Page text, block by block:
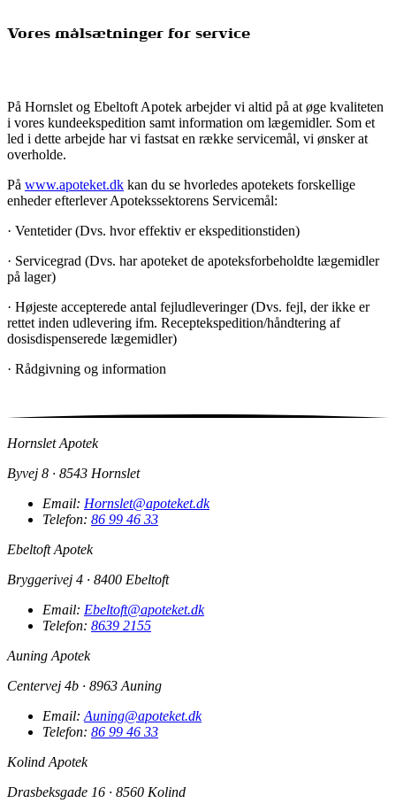
Vores målsætninger for service
På Hornslet og Ebeltoft Apotek arbejder vi altid på at øge kvaliteten
i vores kundeekspedition samt information om lægemidler. Som et
led i dette arbejde har vi fastsat en række servicemål, vi ønsker at
overholde.
På www.apoteket.dk kan du se hvorledes apotekets forskellige
enheder efterlever Apotekssektorens Servicemål:
· Ventetider (Dvs. hvor effektiv er ekspeditionstiden)
· Servicegrad (Dvs. har apoteket de apoteksforbeholdte lægemidler
på lager)
· Højeste accepterede antal fejludleveringer (Dvs. fejl, der ikke er
rettet inden udlevering ifm. Receptekspedition/håndtering af
dosisdispenserede lægemidler)
· Rådgivning og information
Hornslet Apotek
Byvej 8 · 8543 Hornslet
Email: Hornslet@apoteket.dk
Telefon: 86 99 46 33
Ebeltoft Apotek
Bryggerivej 4 · 8400 Ebeltoft
Email: Ebeltoft@apoteket.dk
Telefon: 8639 2155
Auning Apotek
Centervej 4b · 8963 Auning
Email: Auning@apoteket.dk
Telefon: 86 99 46 33
Kolind Apotek
Drasbeksgade 16 · 8560 Kolind